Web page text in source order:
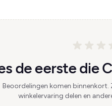
de eerste die
Beoordelingen komen
winkelervaring delen en